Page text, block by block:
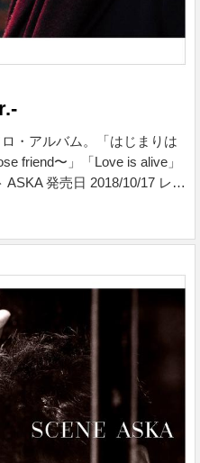
・アルバム。「はじまりは
friend〜」「Love is alive」
発売日 2018/10/17 レ
バナーよりお進みくださ
- Qobuz QobuzでASKAに
ら 収録曲 1....